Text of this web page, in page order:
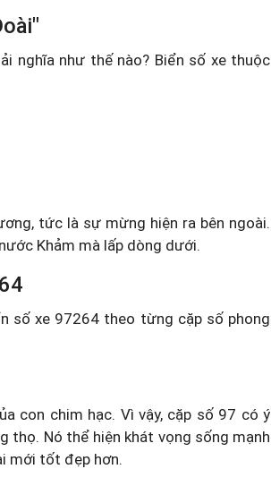
nghĩa như thế nào? Biển số xe thuộc
tức là sự mừng hiện ra bên ngoài.
Khảm mà lấp dòng dưới.
số xe 97264 theo từng cặp số phong
con chim hạc. Vì vậy, cặp số 97 có ý
thọ. Nó thể hiện khát vọng sống mạnh
mới tốt đẹp hơn.